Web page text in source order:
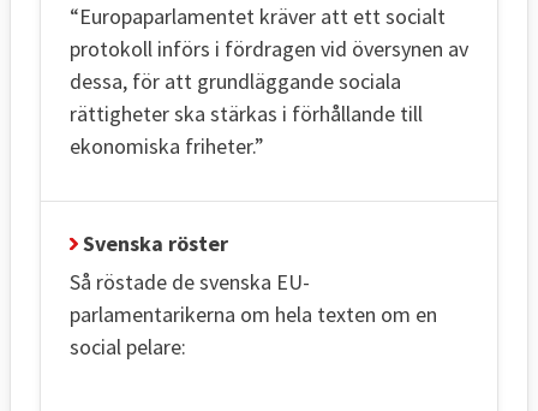
“Europaparlamentet kräver att ett socialt
protokoll införs i fördragen vid översynen av
dessa, för att grundläggande sociala
rättigheter ska stärkas i förhållande till
ekonomiska friheter.”
Svenska röster
Så röstade de svenska EU-
parlamentarikerna om hela texten om en
social pelare: